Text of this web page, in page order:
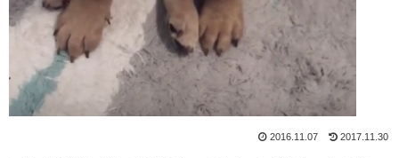
2016.11.07 2017.11.30